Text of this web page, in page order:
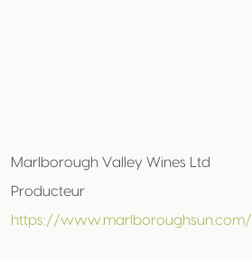
Marlborough Valley Wines Ltd
Producteur
https://www.marlboroughsun.com/